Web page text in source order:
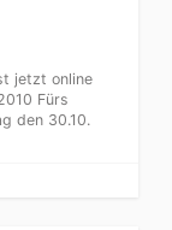
jetzt online
Fürs
den 30.10.